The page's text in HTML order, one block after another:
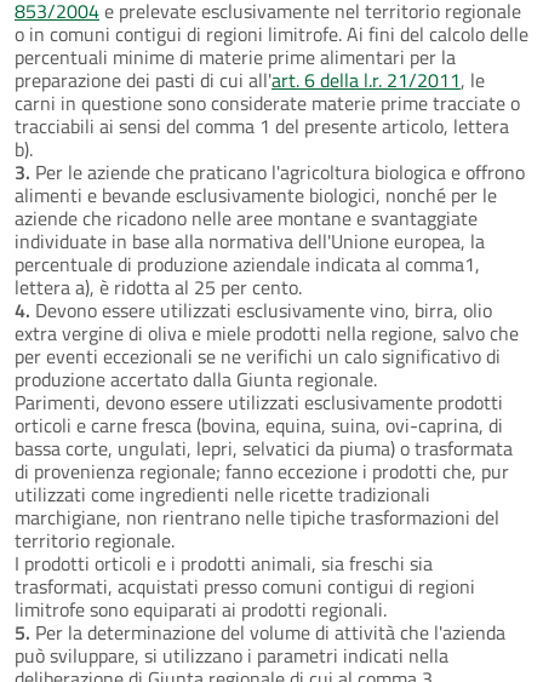
853/2004e prelevate esclusivamente nel territorio regionale
o in comuni contigui di regioni limitrofe. Ai fini del calcolo delle
percentuali minime di materie prime alimentari per la
preparazione dei pasti di cui all'art. 6 della l.r. 21/2011, le
carni in questione sono considerate materie prime tracciate o
tracciabili ai sensi del comma 1 del presente articolo, lettera
b).
3. Per le aziende che praticano l'agricoltura biologica e offrono
alimenti e bevande esclusivamente biologici, nonché per le
aziende che ricadono nelle aree montane e svantaggiate
individuate in base alla normativa dell'Unione europea, la
percentuale di produzione aziendale indicata al comma1,
lettera a), è ridotta al 25 per cento.
4. Devono essere utilizzati esclusivamente vino, birra, olio
extra vergine di oliva e miele prodotti nella regione, salvo che
per eventi eccezionali se ne verifichi un calo significativo di
produzione accertato dalla Giunta regionale.
Parimenti, devono essere utilizzati esclusivamente prodotti
orticoli e carne fresca (bovina, equina, suina, ovi-caprina, di
bassa corte, ungulati, lepri, selvatici da piuma) o trasformata
di provenienza regionale; fanno eccezione i prodotti che, pur
utilizzati come ingredienti nelle ricette tradizionali
marchigiane, non rientrano nelle tipiche trasformazioni del
territorio regionale.
I prodotti orticoli e i prodotti animali, sia freschi sia
trasformati, acquistati presso comuni contigui di regioni
limitrofe sono equiparati ai prodotti regionali.
5. Per la determinazione del volume di attività che l'azienda
può sviluppare, si utilizzano i parametri indicati nella